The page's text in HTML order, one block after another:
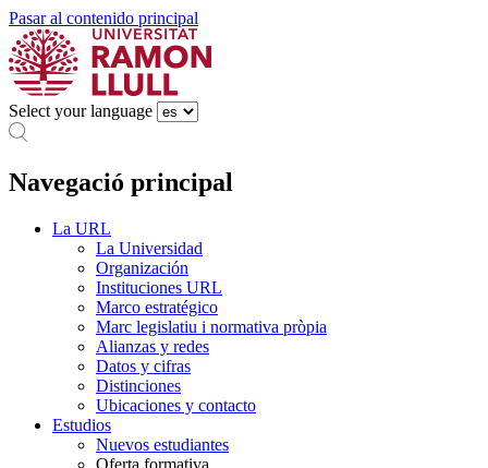
Pasar al contenido principal
Select your language
Navegació principal
La URL
La Universidad
Organización
Instituciones URL
Marco estratégico
Marc legislatiu i normativa pròpia
Alianzas y redes
Datos y cifras
Distinciones
Ubicaciones y contacto
Estudios
Nuevos estudiantes
Oferta formativa